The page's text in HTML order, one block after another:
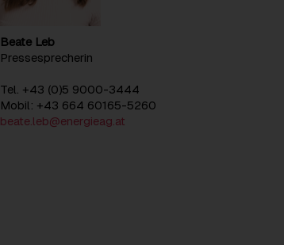
Beate Leb
Pressesprecherin
Tel. +43 (0)5 9000-3444
Mobil: +43 664 60165-5260
beate.leb@energieag.at